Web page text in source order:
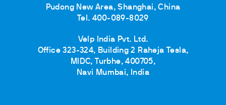
Pudong New Area, Shanghai, China
Tel. 400-089-8029
Velp India Pvt. Ltd.
Office 323-324, Building 2 Raheja Tesla,
MIDC, Turbhe, 400705,
Navi Mumbai, India